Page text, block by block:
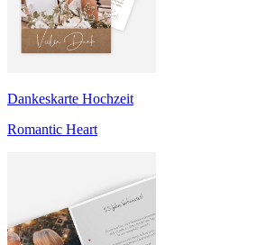
Dankeskarte Hochzeit
Romantic Heart